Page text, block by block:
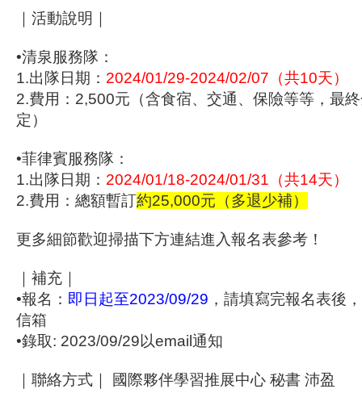
｜活動說明｜
•清泉服務隊：
1.出隊日期： 2024/01/29-2024/02/07 （共10天）
2.費用：2,500元（含食宿、交通、保險等等，最
定）
•菲律賓服務隊：
1.出隊日期： 2024/01/18-2024/01/31（共14天）
2.費用：總額暫訂約25,000元（多退少補）
更多細節歡迎掃描下方連結進入報名表參考！
｜補充｜
•報名： 即日起至2023/09/29 ，請填寫完報名表後
信箱
•錄取: 2023/09/29以email通知
｜聯絡方式｜ 國際夥伴學習推展中心 秘書 沛盈